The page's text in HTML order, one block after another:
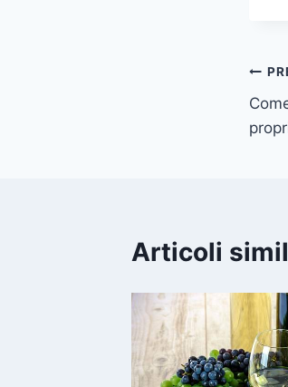
Articoli